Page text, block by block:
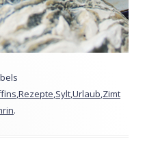
,Rezepte,Sylt,Urlaub,Zimt
.